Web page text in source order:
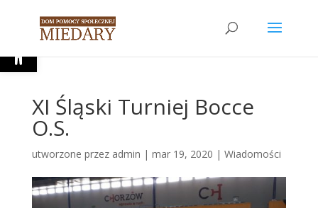
Open toolbar
XI Śląski Turniej Bocce
O.S.
utworzone przez admin | mar 19, 2020 | Wiadomości